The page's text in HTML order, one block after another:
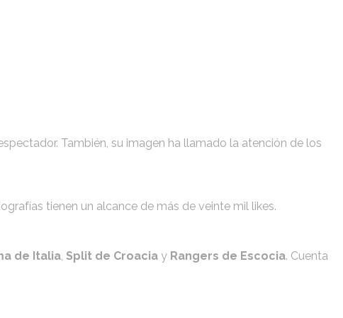
También, su imagen ha llamado la atención de los
tienen un alcance de más de veinte mil likes.
de Italia Split de Croacia y Rangers de Escocia. Cuenta